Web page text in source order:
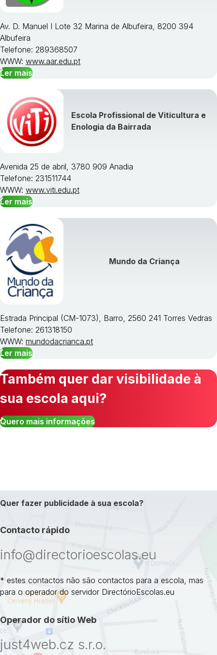
Av. D. Manuel I Lote 32 Marina de Albufeira, 8200 394
Albufeira
Telefone: 289368507
WWW: www.aar.edu.pt
Ler mais
Escola Profissional de Viticultura e
Enologia da Bairrada
Avenida 25 de abril, 3780 909 Anadia
Telefone: 231511744
WWW: www.viti.edu.pt
Ler mais
Mundo da Criança
Estrada Principal (CM-1073), Barro, 2560 241 Torres Vedras
Telefone: 261318150
WWW: mundodacrianca.pt
Ler mais
Também quer dar visibilidade à
sua escola aqui?
Quero mais informações
Quer fazer publicidade à sua escola?
Contacto rápido
info@directorioescolas.eu
* estes contactos não são contactos para a escola, mas
para o operador do servidor DirectórioEscolas.eu
Operador do sítio Web
just4web.cz s.r.o.